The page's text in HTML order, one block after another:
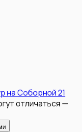
на Соборной 21
отличаться —